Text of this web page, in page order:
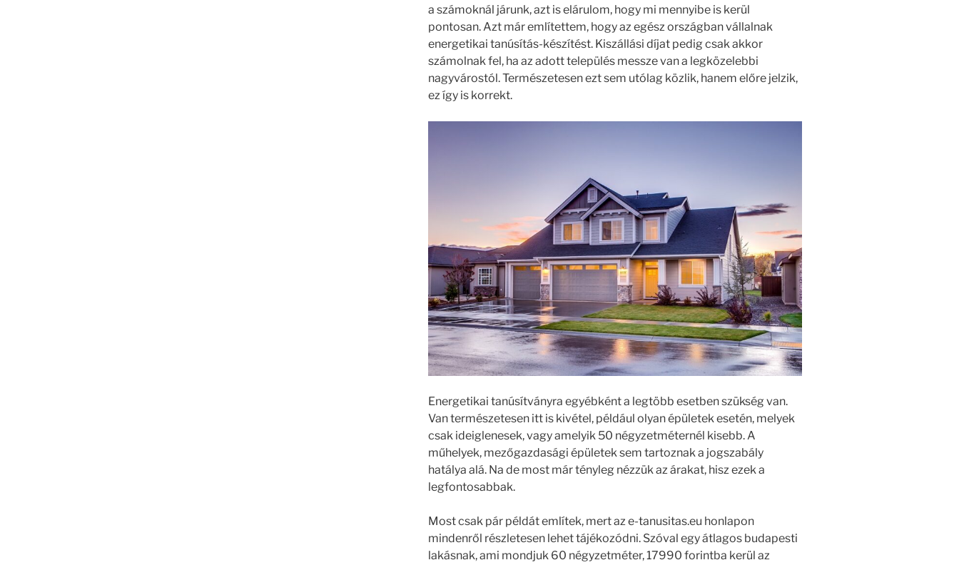
a számoknál járunk, azt is elárulom, hogy mi mennyibe is kerül
pontosan. Azt már említettem, hogy az egész országban vállalnak
energetikai tanúsítás-készítést. Kiszállási díjat pedig csak akkor
számolnak fel, ha az adott település messze van a legközelebbi
nagyvárostól. Természetesen ezt sem utólag közlik, hanem előre jelzik,
ez így is korrekt.
Energetikai tanúsítványra egyébként a legtöbb esetben szükség van.
Van természetesen itt is kivétel, például olyan épületek esetén, melyek
csak ideiglenesek, vagy amelyik 50 négyzetméternél kisebb. A
műhelyek, mezőgazdasági épületek sem tartoznak a jogszabály
hatálya alá. Na de most már tényleg nézzük az árakat, hisz ezek a
legfontosabbak.
Most csak pár példát említek, mert az e-tanusitas.eu honlapon
mindenről részletesen lehet tájékozódni. Szóval egy átlagos budapesti
lakásnak, ami mondjuk 60 négyzetméter, 17990 forintba kerül az